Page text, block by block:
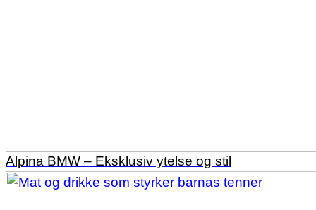
Alpina BMW – Eksklusiv ytelse og stil